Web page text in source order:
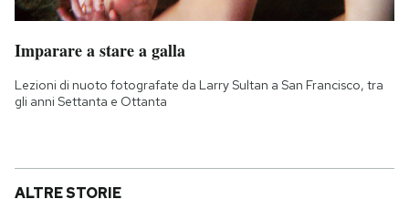
Imparare a stare a galla
Lezioni di nuoto fotografate da Larry Sultan a San Francisco, tra
gli anni Settanta e Ottanta
ALTRE STORIE